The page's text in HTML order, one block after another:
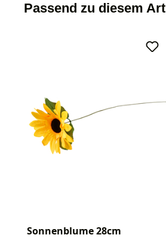
Passend zu diesem
Sonnenblume 28cm